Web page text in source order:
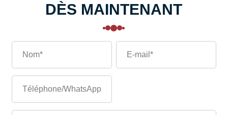
DÈS MAINTENANT